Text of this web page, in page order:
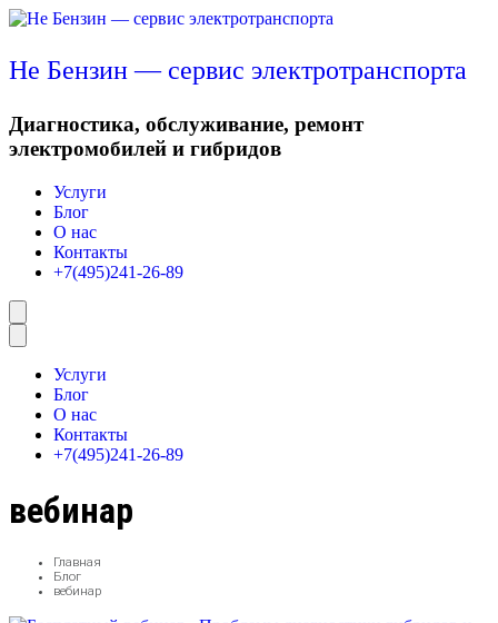
Перейти
содержимому
Не Бензин — сервис электротранспорта
Диагностика, обслуживание, ремонт
электромобилей и гибридов
Услуги
Блог
О нас
Контакты
+7(495)241-26-89
Услуги
Блог
О нас
Контакты
+7(495)241-26-89
вебинар
Главная
Блог
вебинар